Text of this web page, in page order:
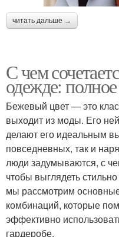
читать дальше →
С чем
одежде:
Бежевый цвет — это
выходит из моды. Его
делают его идеальным
повседневных, так и
люди задумываются, с
чтобы выглядеть
мы рассмотрим
комбинаций, которые
эффективно
гардеробе.